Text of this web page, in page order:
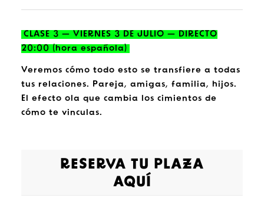
CLASE 3 — VIERNES 3 DE JULIO — DIRECTO
20:00 (hora española)
Veremos cómo todo esto se transfiere a todas
tus relaciones. Pareja, amigas, familia, hijos.
El efecto ola que cambia los cimientos de
cómo te vinculas.
RESERVA TU PLAZA
AQUÍ